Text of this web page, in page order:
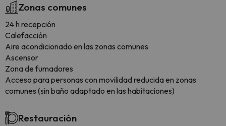
Zonas comunes
24 h recepción
Calefacción
Aire acondicionado en las zonas comunes
Ascensor
Zona de fumadores
Acceso para personas con movilidad reducida en zonas
comunes (sin baño adaptado en las habitaciones)
Restauración